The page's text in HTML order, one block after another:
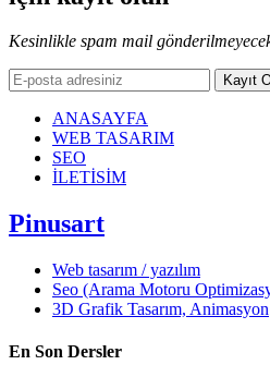
Kesinlikle spam mail
Kayıt
ANASAYFA
WEB TASARIM
SEO
İLETİSİM
Pinusart
Web tasarım / yazılım
Seo (Arama Motoru
3D Grafik Tasarım, Animasyon
En Son Dersler